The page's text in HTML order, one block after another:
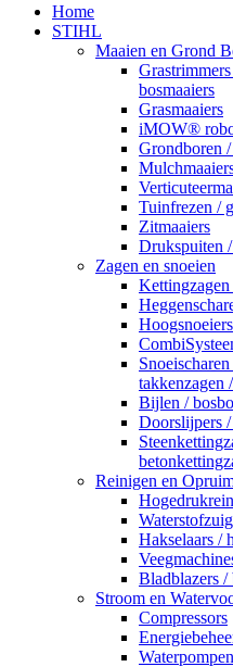
Home
STIHL
Maaien en Grond
bosmaaiers
Grasmaaiers
iMOW®
Grondboren
Tuinfrezen /
Zitmaaiers
Drukspuiten
Zagen en snoeien
Hoogsnoeiers
takkenzagen
Bijlen /
Doorslijpers /
Reinigen en
Hakselaars /
Bladblazers /
Stroom en
Compressors
Waterpompen